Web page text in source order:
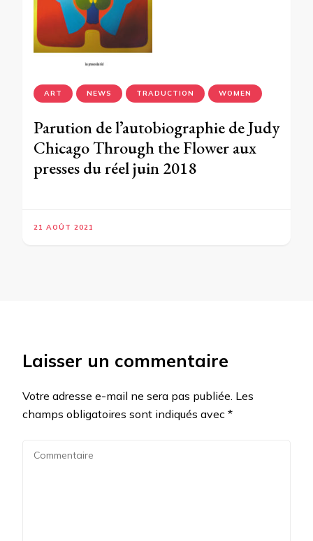
ART NEWS TRADUCTION WOMEN
Parution de l’autobiographie de Judy
Chicago Through the Flower aux
presses du réel juin 2018
21 AOÛT 2021
Laisser un commentaire
Votre adresse e-mail ne sera pas publiée. Les
champs obligatoires sont indiqués avec *